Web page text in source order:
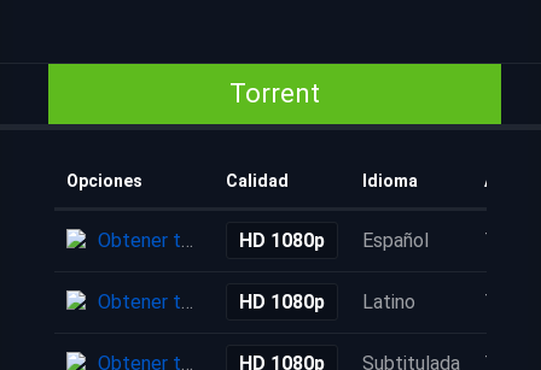
Torrent
Opciones Calidad Idioma
Obtener torrent HD 1080p Español 7
Obtener torrent HD 1080p Latino 7
Obtener torrent HD 1080p Subtitulada 7